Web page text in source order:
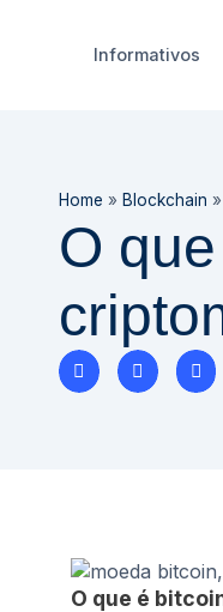
Informativos
Home » Blockchain »
O
O que é